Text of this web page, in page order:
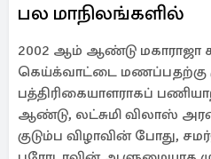
பல மாநிலங்களில்
2002 ஆம் ஆண்டு மகாராஜா
கெய்க்வாட்டை மணப்பதற்கு
பத்திரிகையாளராகப்
ஆண்டு, லட்சுமி விலாஸ்
குடும்ப விழாவின் போது,